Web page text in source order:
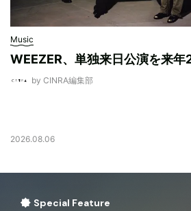
Music
WEEZER、単独来日公演を来年
by CINRA編集部
2026.08.06
Special Feature